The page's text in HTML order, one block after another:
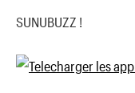
SUNUBUZZ !